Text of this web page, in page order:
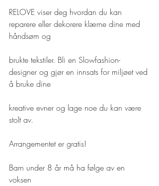
RELOVE viser deg hvordan du kan
reparere eller dekorere klærne dine med
håndsøm og
brukte tekstiler. Bli en Slowfashion-
designer og gjør en innsats for miljøet ved
å bruke dine
kreative evner og lage noe du kan være
stolt av.
Arrangementet er gratis!
Barn under 8 år må ha følge av en
voksen